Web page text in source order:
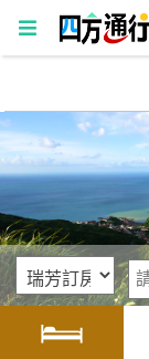
四
方
通
行
訂
房
灣